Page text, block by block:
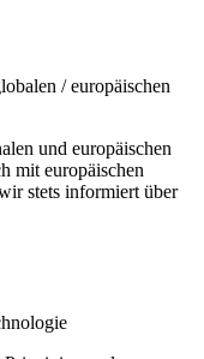
/ europäischen
und europäischen
mit europäischen
stets informiert über